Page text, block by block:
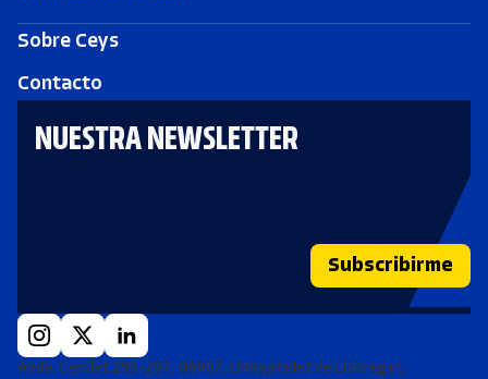
Sobre Ceys
Contacto
NUESTRA NEWSLETTER
Subscribirme
Avda. Carrilet 293-297, 08907, L'Hospitalet de Llobregat,